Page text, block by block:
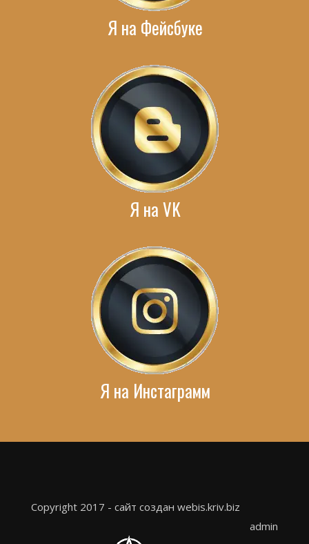
Я на Фейсбуке
Я на VK
Я на Инстаграмм
Copyright 2017 - сайт создан webis.kriv.biz
admin